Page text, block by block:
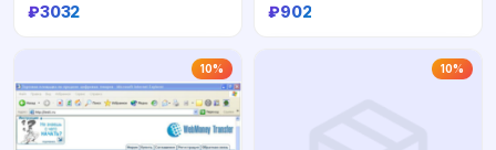
₽3032 ₽902
10% 10%